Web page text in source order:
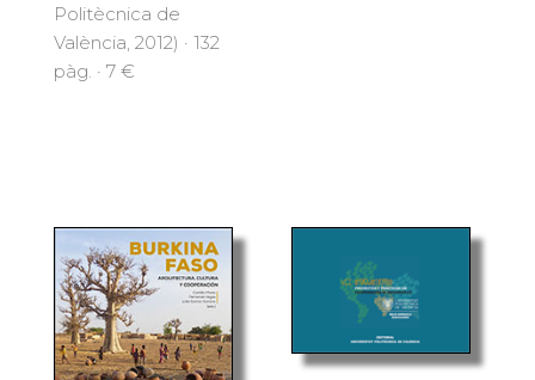
Politècnica de
València, 2012) · 132
pàg. · 7 €